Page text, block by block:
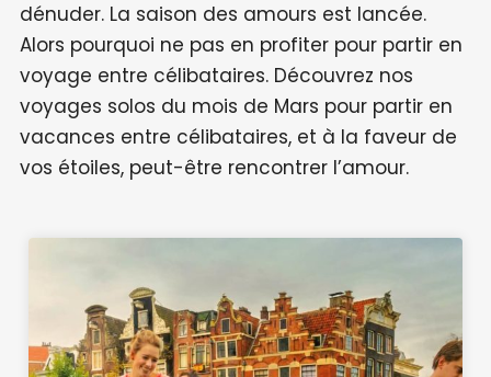
dénuder. La saison des amours est lancée.
Alors pourquoi ne pas en profiter pour partir en
voyage entre célibataires. Découvrez nos
voyages solos du mois de Mars pour partir en
vacances entre célibataires, et à la faveur de
vos étoiles, peut-être rencontrer l’amour.